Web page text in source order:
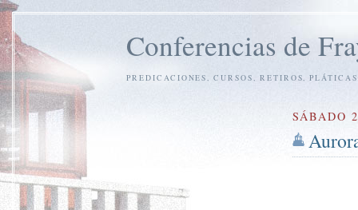
Conferencias de
PREDICACIONES, CURSOS, RETIROS,
SÁBADO